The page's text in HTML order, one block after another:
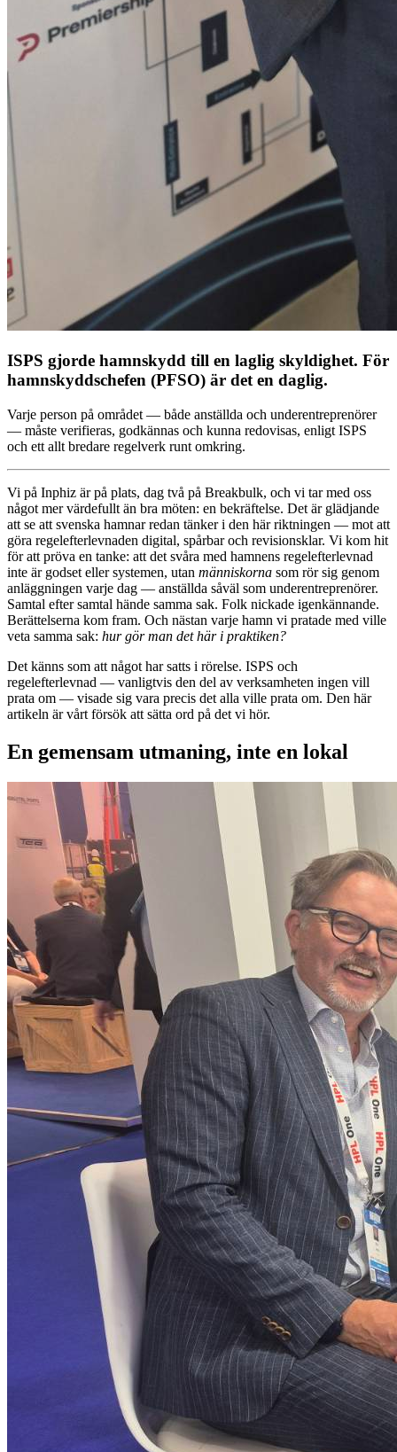
ISPS gjorde hamnskydd till en laglig skyldighet. För
hamnskyddschefen (PFSO) är det en daglig.
Varje person på området — både anställda och underentreprenörer
— måste verifieras, godkännas och kunna redovisas, enligt ISPS
och ett allt bredare regelverk runt omkring.
Vi på Inphiz är på plats, dag två på Breakbulk, och vi tar med oss
något mer värdefullt än bra möten: en bekräftelse. Det är glädjande
att se att svenska hamnar redan tänker i den här riktningen — mot att
göra regelefterlevnaden digital, spårbar och revisionsklar. Vi kom hit
för att pröva en tanke: att det svåra med hamnens regelefterlevnad
inte är godset eller systemen, utan människorna som rör sig genom
anläggningen varje dag — anställda såväl som underentreprenörer.
Samtal efter samtal hände samma sak. Folk nickade igenkännande.
Berättelserna kom fram. Och nästan varje hamn vi pratade med ville
veta samma sak: hur gör man det här i praktiken?
Det känns som att något har satts i rörelse. ISPS och
regelefterlevnad — vanligtvis den del av verksamheten ingen vill
prata om — visade sig vara precis det alla ville prata om. Den här
artikeln är vårt försök att sätta ord på det vi hör.
En gemensam utmaning, inte en lokal